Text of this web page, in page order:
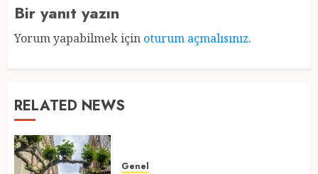
Bir yanıt yazın
Yorum yapabilmek için oturum açmalısınız.
RELATED NEWS
Genel